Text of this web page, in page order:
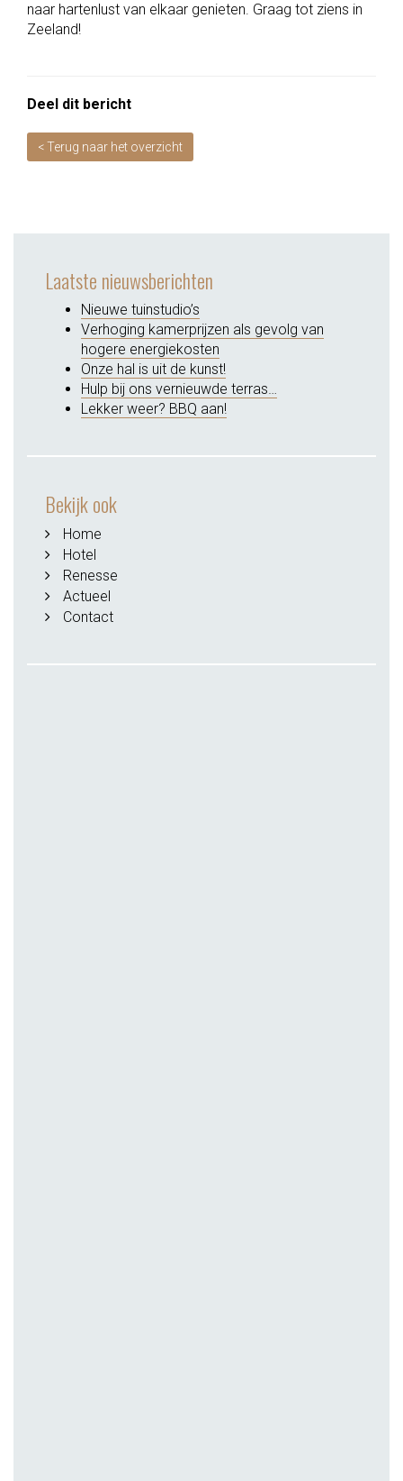
naar hartenlust van elkaar genieten. Graag tot ziens in
Zeeland!
Deel dit bericht
< Terug naar het overzicht
Laatste nieuwsberichten
Nieuwe tuinstudio’s
Verhoging kamerprijzen als gevolg van
hogere energiekosten
Onze hal is uit de kunst!
Hulp bij ons vernieuwde terras…
Lekker weer? BBQ aan!
Bekijk ook
Home
Hotel
Renesse
Actueel
Contact